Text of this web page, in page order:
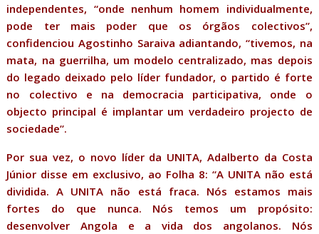
independentes, “onde nenhum homem individualmente,
pode ter mais poder que os órgãos colectivos”,
confidenciou Agostinho Saraiva adiantando, “tivemos, na
mata, na guerrilha, um modelo centralizado, mas depois
do legado deixado pelo líder fundador, o partido é forte
no colectivo e na democracia participativa, onde o
objecto principal é implantar um verdadeiro projecto de
sociedade”.
Por sua vez, o novo líder da UNITA, Adalberto da Costa
Júnior disse em exclusivo, ao Folha 8: “A UNITA não está
dividida. A UNITA não está fraca. Nós estamos mais
fortes do que nunca. Nós temos um propósito:
desenvolver Angola e a vida dos angolanos. Nós